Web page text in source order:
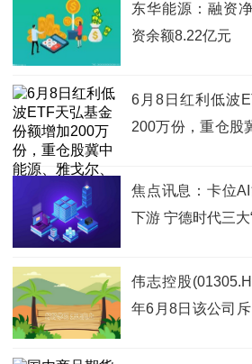
东华能源：融资
资余额8.22亿元
6月8日红利低波
200万份，重仓股
焦点讯息：卡位
下游 宁德时代三大
伟志控股
年6月8日该公司